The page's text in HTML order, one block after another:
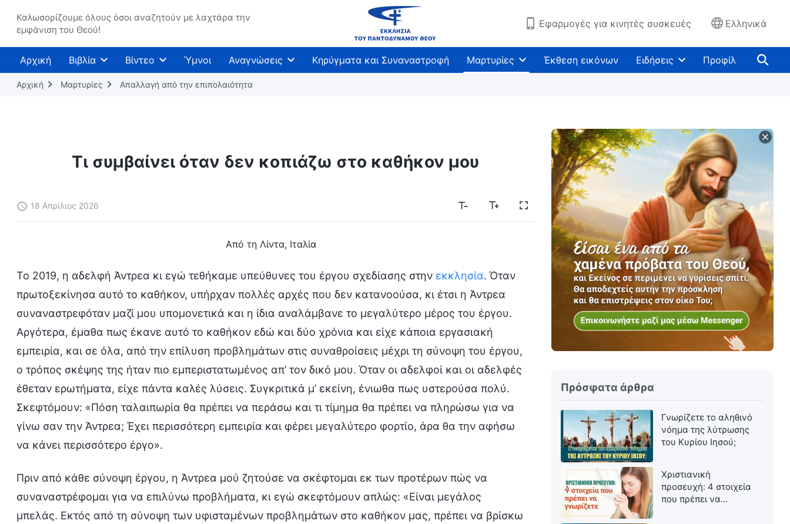
Καλωσορίζουμε όλους όσοι αναζητούν με λαχτάρα την
εμφάνιση του Θεού!
Εφαρμογές για κινητές συσκευές Ελληνικά
Αρχική Βιβλία Βίντεο Ύμνοι Αναγνώσεις Κηρύγματα και Συναναστροφή Μαρτυρίες Έκθεση εικόνων Ειδήσεις Προφίλ
Αρχική Μαρτυρίες Απαλλαγή από την επιπολαιότητα
Τι συμβαίνει όταν δεν κοπιάζω στο καθήκον μου
18 Απρίλιος 2026
Από τη Λίντα, Ιταλία
Το 2019, η αδελφή Άντρεα κι εγώ τεθήκαμε υπεύθυνες του έργου σχεδίασης στην εκκλησία. Όταν
πρωτοξεκίνησα αυτό το καθήκον, υπήρχαν πολλές αρχές που δεν κατανοούσα, κι έτσι η Άντρεα
συναναστρεφόταν μαζί μου υπομονετικά και η ίδια αναλάμβανε το μεγαλύτερο μέρος του έργου.
Αργότερα, έμαθα πως έκανε αυτό το καθήκον εδώ και δύο χρόνια και είχε κάποια εργασιακή
εμπειρία, και σε όλα, από την επίλυση προβλημάτων στις συναθροίσεις μέχρι τη σύνοψη του έργου,
ο τρόπος σκέψης της ήταν πιο εμπεριστατωμένος απ’ τον δικό μου. Όταν οι αδελφοί και οι αδελφές
έθεταν ερωτήματα, είχε πάντα καλές λύσεις. Συγκριτικά μ’ εκείνη, ένιωθα πως υστερούσα πολύ.
Σκεφτόμουν: «Πόση ταλαιπωρία θα πρέπει να περάσω και τι τίμημα θα πρέπει να πληρώσω για να
γίνω σαν την Άντρεα; Έχει περισσότερη εμπειρία και φέρει μεγαλύτερο φορτίο, άρα θα την αφήσω
να κάνει περισσότερο έργο».
Πριν από κάθε σύνοψη έργου, η Άντρεα μού ζητούσε να σκέφτομαι εκ των προτέρων πώς να
συναναστρέφομαι για να επιλύνω προβλήματα, κι εγώ σκεφτόμουν απλώς: «Είναι μεγάλος
μπελάς. Εκτός από τη σύνοψη των υφισταμένων προβλημάτων στο καθήκον μας, πρέπει να βρίσκω
Πρόσφατα άρθρα
Γνωρίζετε το αληθινό
νόημα της λύτρωσης
του Κυρίου Ιησού;
Χριστιανική
προσευχή: 4 στοιχεία
που πρέπει να